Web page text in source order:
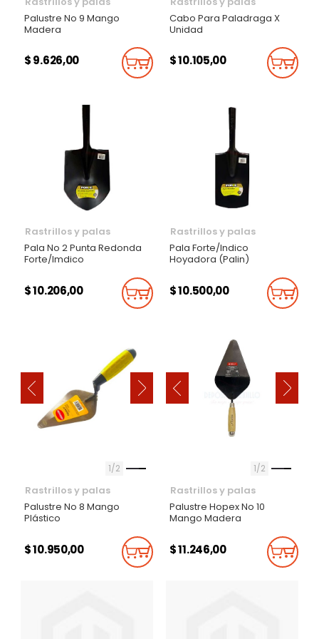
Palustre No 9 Mango
Madera
$ 9.626,00 Añadir Al Carrito
Cabo Para Paladraga X
Unidad
$ 10.105,00
Rastrillos y palas
Pala No 2 Punta Redonda
Forte/Imdico
$ 10.206,00 Añadir Al Carrito
Rastrillos y palas
Pala Forte/Indico
Hoyadora (Palin)
$ 10.500,00
‹ ›
1 2
Rastrillos y palas
Palustre No 8 Mango
Plástico
$ 10.950,00 Añadir Al Carrito
‹ ›
1 2
Rastrillos y palas
Palustre Hopex No 10
Mango Madera
$ 11.246,00